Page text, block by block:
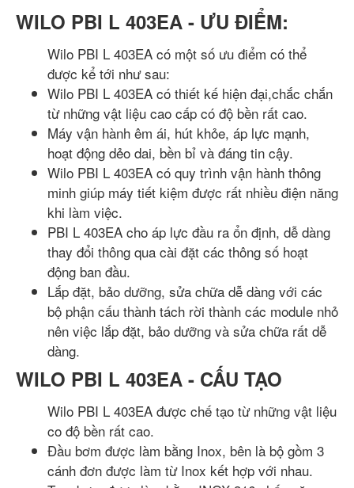
WILO PBI L 403EA - ƯU ĐIỂM:
Wilo PBI L 403EA có một số ưu điểm có thể
được kể tới như sau:
Wilo PBI L 403EA có thiết kế hiện đại,chắc chắn
từ những vật liệu cao cấp có độ bền rất cao.
Máy vận hành êm ái, hút khỏe, áp lực mạnh,
hoạt động dẻo dai, bền bỉ và đáng tin cậy.
Wilo PBI L 403EA có quy trình vận hành thông
minh giúp máy tiết kiệm được rất nhiều điện năng
khi làm việc.
PBI L 403EA cho áp lực đầu ra ổn định, dễ dàng
thay đổi thông qua cài đặt các thông số hoạt
động ban đầu.
Lắp đặt, bảo dưỡng, sửa chữa dễ dàng với các
bộ phận cấu thành tách rời thành các module nhỏ
nên việc lắp đặt, bảo dưỡng và sửa chữa rất dễ
dàng.
WILO PBI L 403EA - CẤU TẠO
Wilo PBI L 403EA được chế tạo từ những vật liệu
co độ bền rất cao.
Đầu bơm được làm bằng Inox, bên là bộ gồm 3
cánh đơn được làm từ Inox kết hợp với nhau.